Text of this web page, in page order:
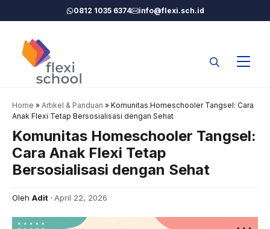
ke
0812 1035 6374 info@flexi.sch.id
Home » Artikel & Panduan » Komunitas Homeschooler Tangsel: Cara
Anak Flexi Tetap Bersosialisasi dengan Sehat
Komunitas Homeschooler Tangsel:
Cara Anak Flexi Tetap
Bersosialisasi dengan Sehat
Oleh Adit April 22, 2026